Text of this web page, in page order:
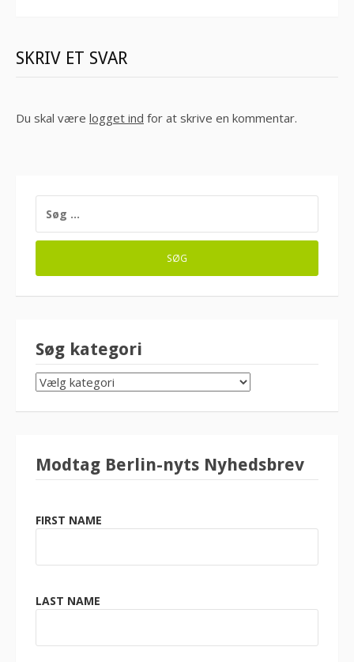
SKRIV ET SVAR
Du skal være logget ind for at skrive en kommentar.
EFTER:
Søg kategori
SØG
KATEGORI
Modtag Berlin-nyts Nyhedsbrev
FIRST NAME
LAST NAME